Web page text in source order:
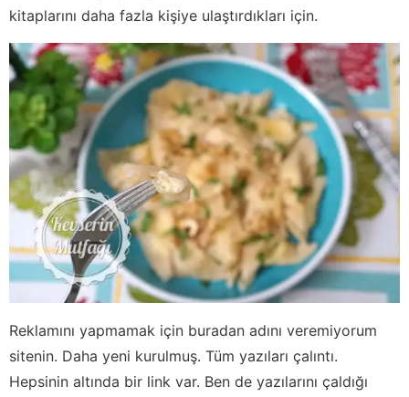
kitaplarını daha fazla kişiye ulaştırdıkları için.
Reklamını yapmamak için buradan adını veremiyorum
sitenin. Daha yeni kurulmuş. Tüm yazıları çalıntı.
Hepsinin altında bir link var. Ben de yazılarını çaldığı